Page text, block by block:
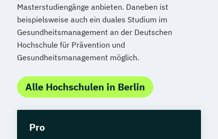
Masterstudiengänge anbieten. Daneben ist
beispielsweise auch ein duales Studium im
Gesundheitsmanagement an der Deutschen
Hochschule für Prävention und
Gesundheitsmanagement möglich.
Alle Hochschulen in Berlin
Pro